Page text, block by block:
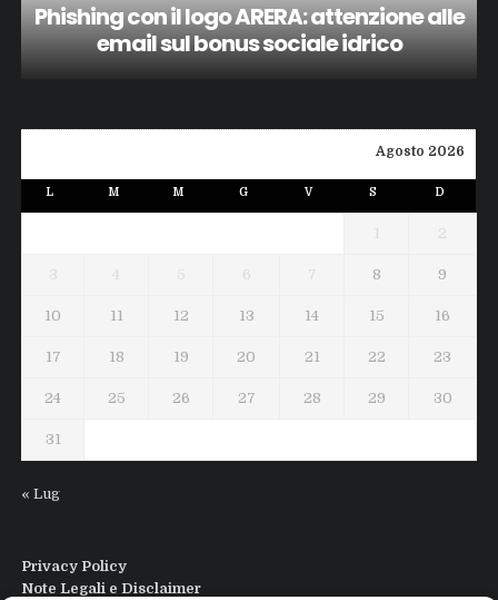
Phishing con il logo ARERA: attenzione alle
email sul bonus sociale idrico
Agosto 2026
L M M G V S D
1 2
3 4 5 6 7 8 9
10 11 12 13 14 15 16
17 18 19 20 21 22 23
24 25 26 27 28 29 30
31
« Lug
Privacy Policy
Note Legali e Disclaimer